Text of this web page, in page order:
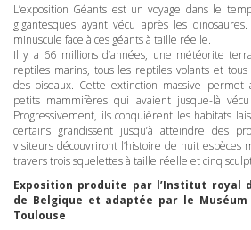
L’exposition Géants est un voyage dans le
gigantesques ayant vécu après les
minuscule face à ces géants à taille réelle.
Il y a 66 millions d’années, une météorite
reptiles marins, tous les reptiles volants et tous
des oiseaux. Cette extinction massive
petits mammifères qui avaient jusque-là
Progressivement, ils conquièrent les habitats
certains grandissent jusqu’à atteindre des
visiteurs découvriront l’histoire de huit espèces
travers trois squelettes à taille réelle et cinq
Exposition produite par l’Institut royal
de Belgique et adaptée par le
Toulouse